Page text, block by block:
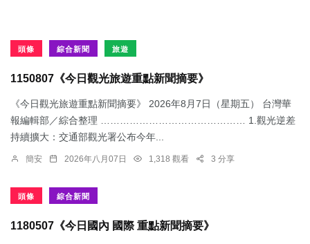
頭條 綜合新聞 旅遊
1150807《今日觀光旅遊重點新聞摘要》
《今日觀光旅遊重點新聞摘要》 2026年8月7日（星期五） 台灣華
報編輯部／綜合整理 ……………………………………… 1.觀光逆差
持續擴大：交通部觀光署公布今年...
簡安 2026年八月07日 1,318 觀看 3 分享
頭條 綜合新聞
1180507《今日國內 國際 重點新聞摘要》